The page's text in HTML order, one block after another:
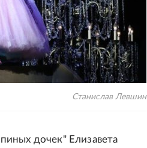
Станислав Левшин
дочек" Елизавета